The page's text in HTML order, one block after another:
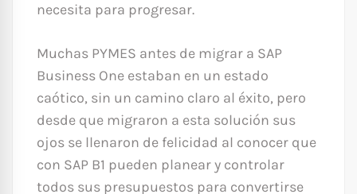
necesita para progresar.
Muchas PYMES antes de migrar a SAP
Business One estaban en un estado
caótico, sin un camino claro al éxito, pero
desde que migraron a esta solución sus
ojos se llenaron de felicidad al conocer que
con SAP B1 pueden planear y controlar
todos sus presupuestos para convertirse